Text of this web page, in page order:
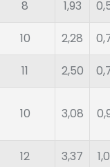
8 1,93
10 2,28
11 2,50
10 3,08
12 3,37